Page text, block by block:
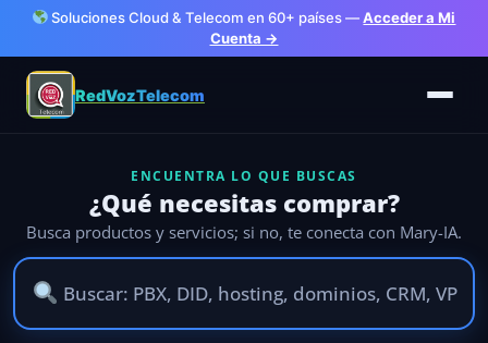
Soluciones Cloud & Telecom en 60+ países —Acceder a Mi
Cuenta →
RedVozTelecom
ENCUENTRA LO QUE BUSCAS
¿Qué necesitas comprar?
Busca productos y servicios; si no, te conecta con Mary-IA.